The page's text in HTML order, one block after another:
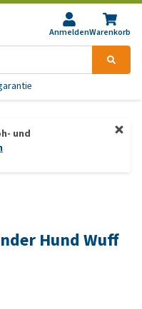
AnmeldenWarenkorb
und
Hund Wuff